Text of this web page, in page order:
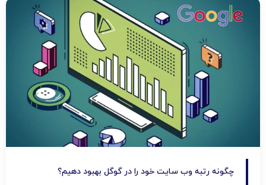
چگونه رتبه وب سایت خود را در گوگل بهبود دهیم؟